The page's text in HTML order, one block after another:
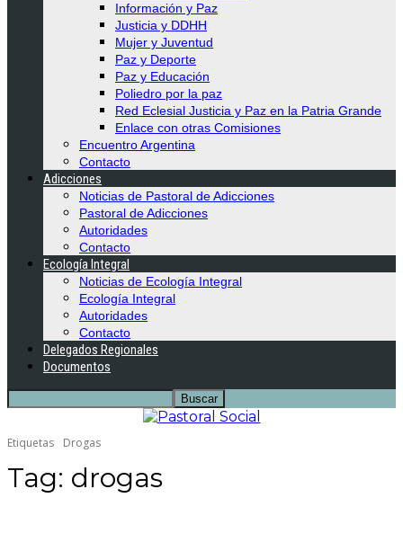
Información y Paz
Justicia y DDHH
Mujer y Juventud
Paz y Deporte
Paz y Educación
Poliedro por la paz
Red Eclesial Justicia y Paz en la Patria Grande
Enlace con otras Comisiones
Encuentro Argentina
Contacto
Adicciones
Noticias de Pastoral de Adicciones
Pastoral de Adicciones
Autoridades
Contacto
Ecología Integral
Noticias de Ecología Integral
Ecología Integral
Autoridades
Contacto
Delegados Regionales
Documentos
Etiquetas Drogas
Tag: drogas